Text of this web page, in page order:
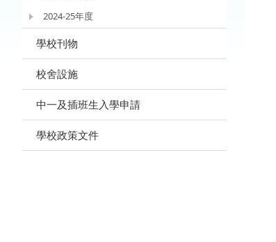
2024-25年度
學校刊物
校舍設施
中一及插班生入學申請
學校政策文件